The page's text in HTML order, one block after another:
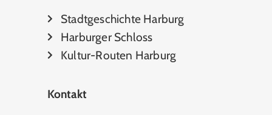
Stadtgeschichte Harburg
Harburger Schloss
Kultur-Routen Harburg
Kontakt